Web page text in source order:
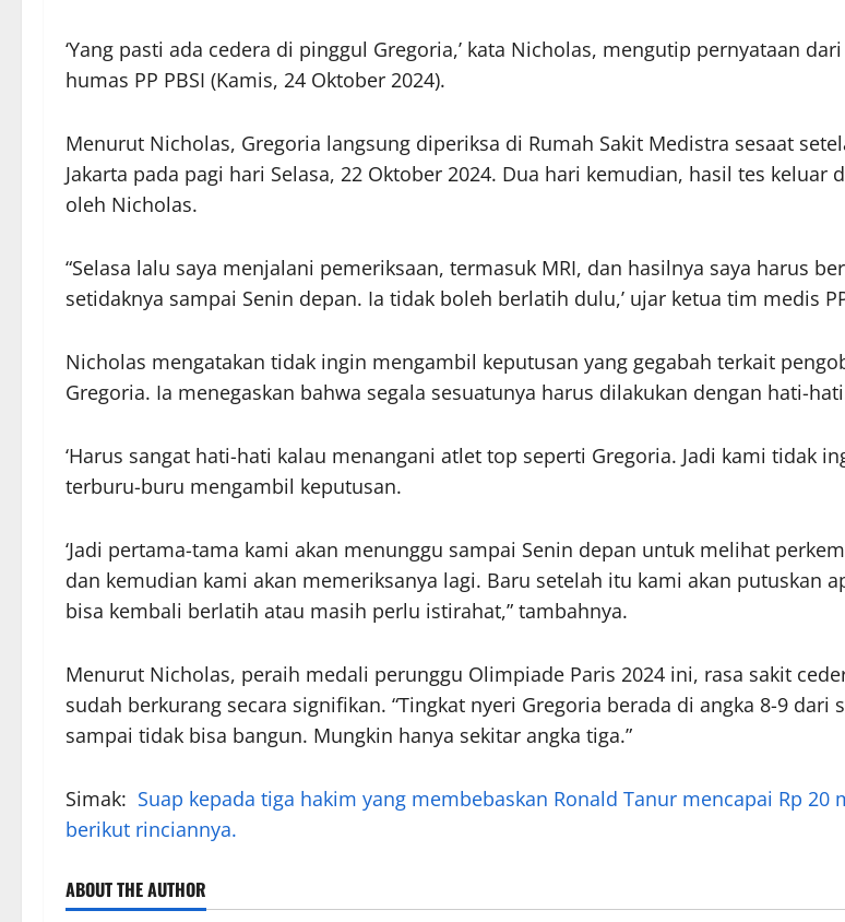
‘Yang pasti ada cedera di pinggul Gregoria,’ kata Nicholas, mengutip pernyataan
humas PP PBSI (Kamis, 24 Oktober 2024).
Menurut Nicholas, Gregoria langsung diperiksa di Rumah Sakit Medistra sesaat
Jakarta pada pagi hari Selasa, 22 Oktober 2024. Dua hari kemudian, hasil tes keluar
oleh Nicholas.
“Selasa lalu saya menjalani pemeriksaan, termasuk MRI, dan hasilnya saya harus
setidaknya sampai Senin depan. Ia tidak boleh berlatih dulu,’ ujar ketua tim medis
Nicholas mengatakan tidak ingin mengambil keputusan yang gegabah terkait
Gregoria. Ia menegaskan bahwa segala sesuatunya harus dilakukan dengan hati-
‘Harus sangat hati-hati kalau menangani atlet top seperti Gregoria. Jadi kami tidak
terburu-buru mengambil keputusan.
‘Jadi pertama-tama kami akan menunggu sampai Senin depan untuk melihat
dan kemudian kami akan memeriksanya lagi. Baru setelah itu kami akan putuskan
bisa kembali berlatih atau masih perlu istirahat,” tambahnya.
Menurut Nicholas, peraih medali perunggu Olimpiade Paris 2024 ini, rasa sakit
sudah berkurang secara signifikan. “Tingkat nyeri Gregoria berada di angka 8-9 dari
sampai tidak bisa bangun. Mungkin hanya sekitar angka tiga.”
Simak: Suap kepada tiga hakim yang membebaskan Ronald Tanur mencapai Rp 20
berikut rinciannya.
ABOUT THE AUTHOR